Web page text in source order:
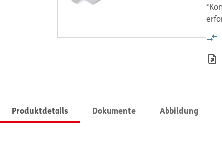
Produktdetails Dokumente Abbildung